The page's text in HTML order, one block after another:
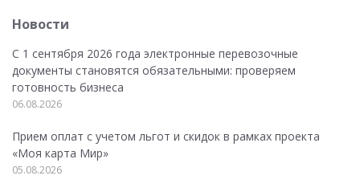
Новости
С 1 сентября 2026 года электронные перевозочные
документы становятся обязательными: проверяем
готовность бизнеса
06.08.2026
Прием оплат с учетом льгот и скидок в рамках проекта
«Моя карта Мир»
05.08.2026